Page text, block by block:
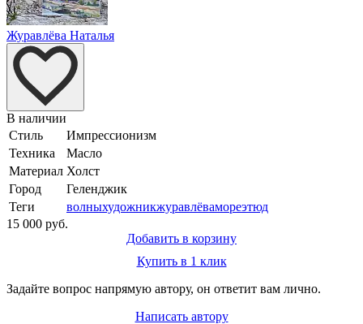
Журавлёва Наталья
В наличии
Стиль
Импрессионизм
Техника
Масло
Материал Холст
Город
Геленджик
Теги
волныхудожникжуравлёвамореэтюд
15 000 руб.
Добавить в корзину
Купить в 1 клик
Задайте вопрос напрямую автору, он ответит вам лично.
Написать автору